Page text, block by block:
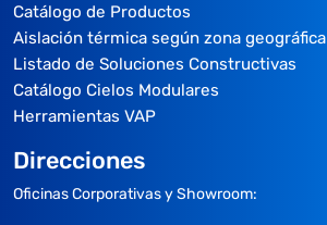
Catálogo de Productos
Aislación térmica según zona geográfica
Listado de Soluciones Constructivas
Catálogo Cielos Modulares
Herramientas VAP
Direcciones
Oficinas Corporativas y Showroom: